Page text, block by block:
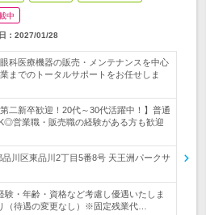
中
： 2027/01/28
科医療機器の販売・メンテナンスを中心
までのトータルサポートをお任せしま
二新卒歓迎！20代～30代活躍中！】普通
営業職・販売職の経験がある方も歓迎
品川区東品川2丁目5番8号 天王洲パークサ
・年齢・資格など考慮し優遇いたしま
（待遇の変更なし）※固定残業代…